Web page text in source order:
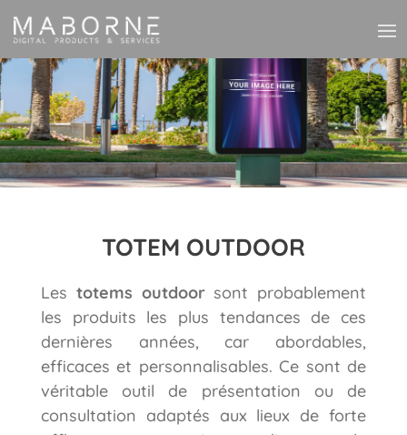
TOTEM OUTDOOR
Les totems outdoor sont probablement
les produits les plus tendances de ces
dernières années, car abordables,
efficaces et personnalisables. Ce sont de
véritable outil de présentation ou de
consultation adaptés aux lieux de forte